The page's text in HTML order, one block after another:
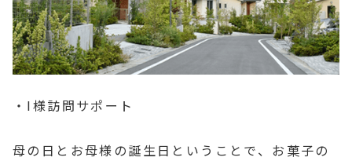
・I様訪問サポート
母の日とお母様の誕生日ということで、お菓子の